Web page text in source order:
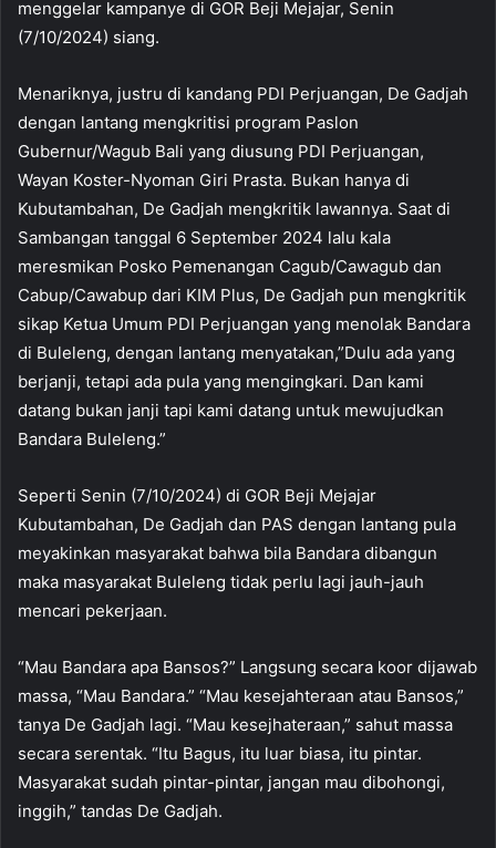
menggelar kampanye di GOR Beji Mejajar, Senin
(7/10/2024) siang.
Menariknya, justru di kandang PDI Perjuangan, De Gadjah
dengan lantang mengkritisi program Paslon
Gubernur/Wagub Bali yang diusung PDI Perjuangan,
Wayan Koster-Nyoman Giri Prasta. Bukan hanya di
Kubutambahan, De Gadjah mengkritik lawannya. Saat di
Sambangan tanggal 6 September 2024 lalu kala
meresmikan Posko Pemenangan Cagub/Cawagub dan
Cabup/Cawabup dari KIM Plus, De Gadjah pun mengkritik
sikap Ketua Umum PDI Perjuangan yang menolak Bandara
di Buleleng, dengan lantang menyatakan,”Dulu ada yang
berjanji, tetapi ada pula yang mengingkari. Dan kami
datang bukan janji tapi kami datang untuk mewujudkan
Bandara Buleleng.”
Seperti Senin (7/10/2024) di GOR Beji Mejajar
Kubutambahan, De Gadjah dan PAS dengan lantang pula
meyakinkan masyarakat bahwa bila Bandara dibangun
maka masyarakat Buleleng tidak perlu lagi jauh-jauh
mencari pekerjaan.
“Mau Bandara apa Bansos?” Langsung secara koor dijawab
massa, “Mau Bandara.” “Mau kesejahteraan atau Bansos,”
tanya De Gadjah lagi. “Mau kesejhateraan,” sahut massa
secara serentak. “Itu Bagus, itu luar biasa, itu pintar.
Masyarakat sudah pintar-pintar, jangan mau dibohongi,
inggih,” tandas De Gadjah.